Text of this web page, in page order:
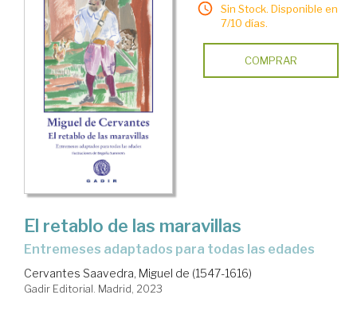
Sin Stock. Disponible en
7/10 días.
COMPRAR
El retablo de las maravillas
Entremeses adaptados para todas las edades
Cervantes Saavedra, Miguel de (1547-1616)
Gadir Editorial. Madrid, 2023